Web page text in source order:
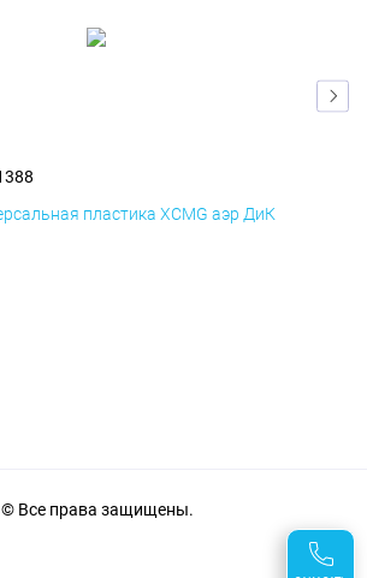
пластика XCMG аэр ДиК
© Все права защищены.